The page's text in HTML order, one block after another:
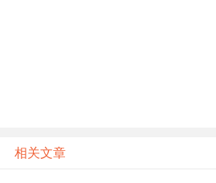
相关文章